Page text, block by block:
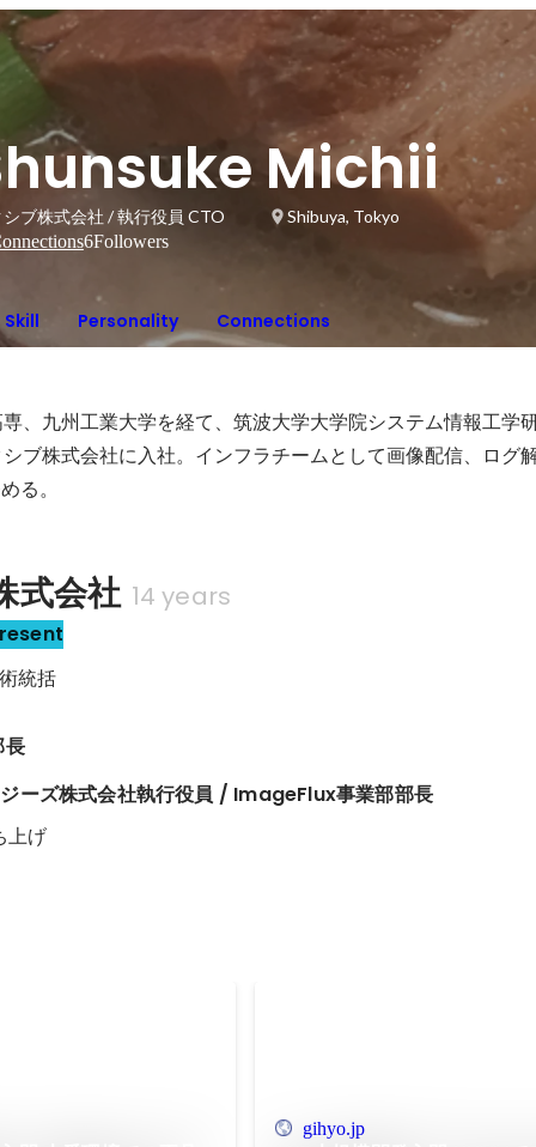
Michii
ブ株式会社 / 執行役員 CTO
Shibuya, Tokyo
6Followers
Skill Personality Connections
、九州工業大学を経て、筑波大学大学院システム情報工学
ブ株式会社に入社。インフラチームとして画像配信、ログ
る。
式会社 14 years
統括
長
ーズ株式会社執行役員 / ImageFlux事業部部長
上げ
gihyo.jp